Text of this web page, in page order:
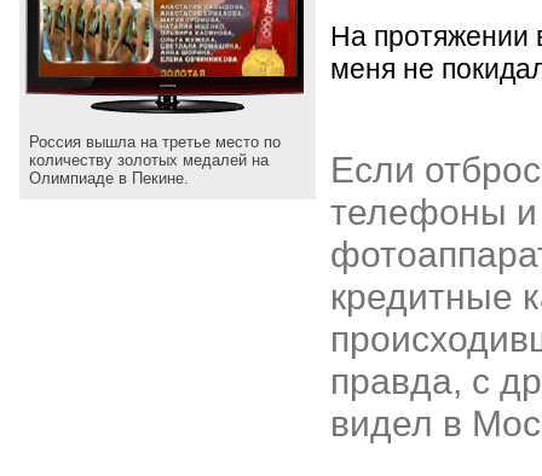
Россия вышла на третье место по
количеству золотых медалей на
Олимпиаде в Пекине.
На протяжении
меня не
Если
телефоны
кредитные
правда, с
видел в